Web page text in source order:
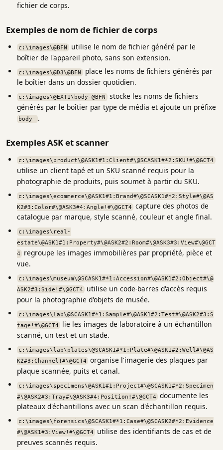
fichier de corps.
Exemples de nom de fichier de corps
c:\images\@BFN
utilise le nom de fichier généré par le
boîtier de l'appareil photo, sans son extension.
c:\images\@D3\@BFN
place les noms de fichiers générés par
le boîtier dans un dossier quotidien.
c:\images\@EXT1\body-@BFN
stocke les noms de fichiers
générés par le boîtier par type de média et ajoute un préfixe
body- .
Exemples ASK et scanner
c:\images\product\@ASK1#1:Client#\@SCASK1#*2:SKU!#\@GCT4
utilise un client tapé et un SKU scanné requis pour la
photographie de produits, puis soumet à partir du SKU.
c:\images\ecommerce\@ASK1#1:Brand#\@SCASK1#*2:Style#\@AS
K2#3:Color#\@ASK3#4:Angle!#\@GCT4
capture des photos de
catalogue par marque, style scanné, couleur et angle final.
c:\images\real-
estate\@ASK1#1:Property#\@ASK2#2:Room#\@ASK3#3:View#\@GCT
4
regroupe les images immobilières par propriété, pièce et
vue.
c:\images\museum\@SCASK1#*1:Accession#\@ASK1#2:Object#\@
ASK2#3:Side!#\@GCT4
utilise un code-barres d'accès requis
pour la photographie d'objets de musée.
c:\images\lab\@SCASK1#*1:Sample#\@ASK1#2:Test#\@ASK2#3:S
tage!#\@GCT4
lie les images de laboratoire à un échantillon
scanné, un test et un stade.
c:\images\lab\plates\@SCASK1#*1:Plate#\@ASK1#2:Well#\@AS
K2#3:Channel!#\@GCT4
organise l'imagerie des plaques par
plaque scannée, puits et canal.
c:\images\specimens\@ASK1#1:Project#\@SCASK1#*2:Specimen
#\@ASK2#3:Tray#\@ASK3#4:Position!#\@GCT4
documente les
plateaux d'échantillons avec un scan d'échantillon requis.
c:\images\forensics\@SCASK1#*1:Case#\@SCASK2#*2:Evidence
#\@ASK1#3:View!#\@GCT4
utilise des identifiants de cas et de
preuves scannés requis.